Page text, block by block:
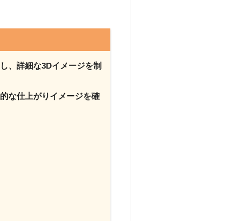
、詳細な3Dイメージを制
な仕上がりイメージを確